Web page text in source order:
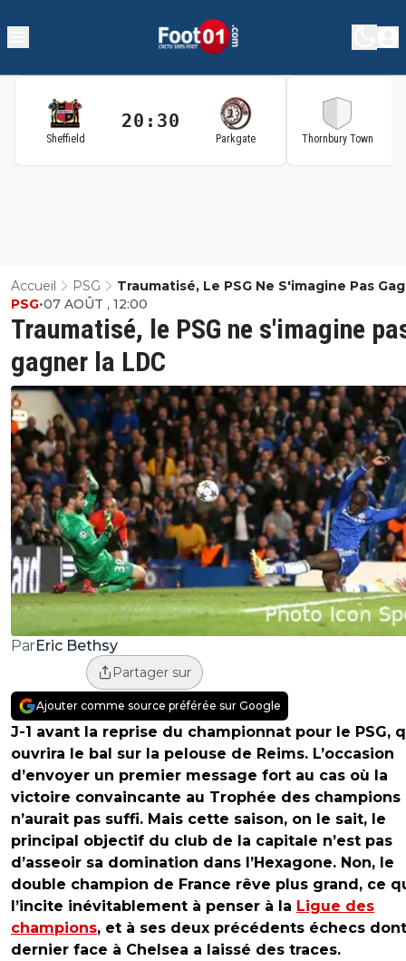
Sheffield
20:30
Parkgate Thornbury Town
Accueil PSG
Traumatisé, Le PSG Ne S'imagine Pas
La LDC
Traumatisé, le PSG ne s'imagine
gagner la LDC
PSG•07 AOÛT , 12:00
ParEric Bethsy
Partager sur
Ajouter comme source préférée sur Google
J-1 avant la reprise du championnat pour le PSG,
ouvrira le bal sur la pelouse de Reims. L’occasion
d’envoyer un premier message fort au cas où la
victoire convaincante au Trophée des champions
n’aurait pas suffi. Mais cette saison, on le sait, le
principal objectif du club de la capitale n’est pas
d’asseoir sa domination dans l’Hexagone. Non, le
double champion de France rêve plus grand, ce
l’incite inévitablement à penser à la Ligue des
champions, et à ses deux précédents échecs
dernier face à Chelsea a laissé des traces.